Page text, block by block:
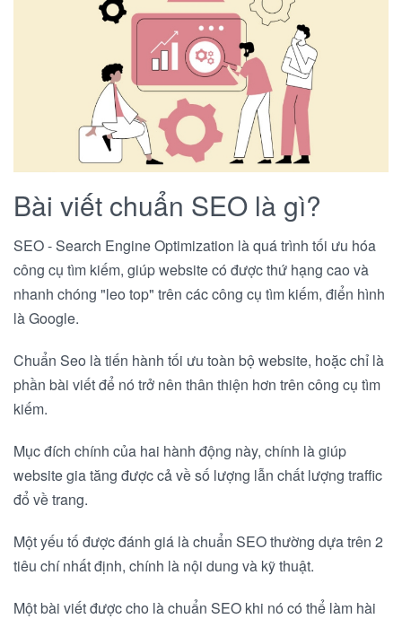
Bài viết chuẩn SEO là gì?
SEO - Search Engine Optimization là quá trình tối ưu hóa
công cụ tìm kiếm, giúp website có được thứ hạng cao và
nhanh chóng "leo top" trên các công cụ tìm kiếm, điển hình
là Google.
Chuẩn Seo là tiến hành tối ưu toàn bộ website, hoặc chỉ là
phần bài viết để nó trở nên thân thiện hơn trên công cụ tìm
kiếm.
Mục đích chính của hai hành động này, chính là giúp
website gia tăng được cả về số lượng lẫn chất lượng traffic
đổ về trang.
Một yếu tố được đánh giá là chuẩn SEO thường dựa trên 2
tiêu chí nhất định, chính là nội dung và kỹ thuật.
Một bài viết được cho là chuẩn SEO khi nó có thể làm hài